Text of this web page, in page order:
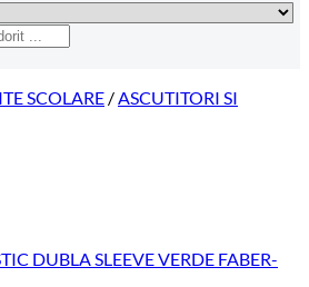
SCOLARE /ASCUTITORI SI